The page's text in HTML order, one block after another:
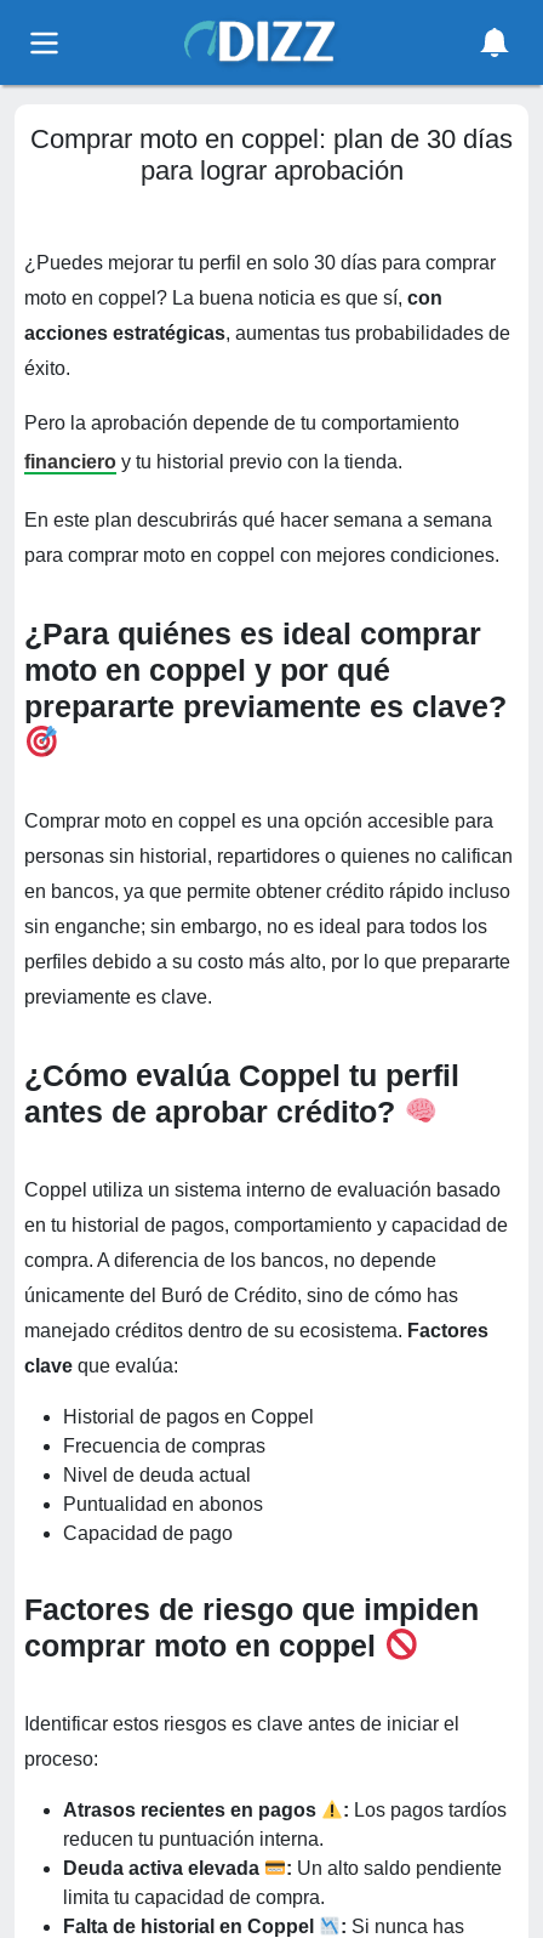
Comprar moto en coppel: plan de 30 días
para lograr aprobación
¿Puedes mejorar tu perfil en solo 30 días para comprar
moto en coppel? La buena noticia es que sí, con
acciones estratégicas, aumentas tus probabilidades de
éxito.
Pero la aprobación depende de tu comportamiento
financiero y tu historial previo con la tienda.
En este plan descubrirás qué hacer semana a semana
para comprar moto en coppel con mejores condiciones.
¿Para quiénes es ideal comprar
moto en coppel y por qué
prepararte previamente es clave?
Comprar moto en coppel es una opción accesible para
personas sin historial, repartidores o quienes no califican
en bancos, ya que permite obtener crédito rápido incluso
sin enganche; sin embargo, no es ideal para todos los
perfiles debido a su costo más alto, por lo que prepararte
previamente es clave.
¿Cómo evalúa Coppel tu perfil
antes de aprobar crédito?
Coppel utiliza un sistema interno de evaluación basado
en tu historial de pagos, comportamiento y capacidad de
compra. A diferencia de los bancos, no depende
únicamente del Buró de Crédito, sino de cómo has
manejado créditos dentro de su ecosistema. Factores
clave que evalúa:
Historial de pagos en Coppel
Frecuencia de compras
Nivel de deuda actual
Puntualidad en abonos
Capacidad de pago
Factores de riesgo que impiden
comprar moto en coppel
Identificar estos riesgos es clave antes de iniciar el
proceso:
Atrasos recientes en pagos : Los pagos tardíos
reducen tu puntuación interna.
Deuda activa elevada
: Un alto saldo pendiente
limita tu capacidad de compra.
Falta de historial en Coppel
: Si nunca has